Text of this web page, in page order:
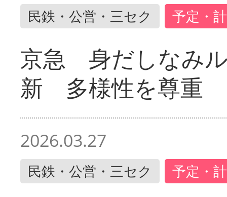
民鉄・公営・三セク 予定・
京急 身だしなみ
新 多様性を尊重
2026.03.27
民鉄・公営・三セク 予定・